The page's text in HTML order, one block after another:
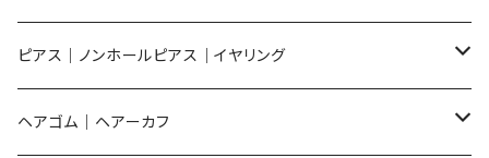
ピアス
イヤリング
ピアス｜ノンホールピアス｜イヤリング
ピアス
ヘアゴム｜ヘアーカフ